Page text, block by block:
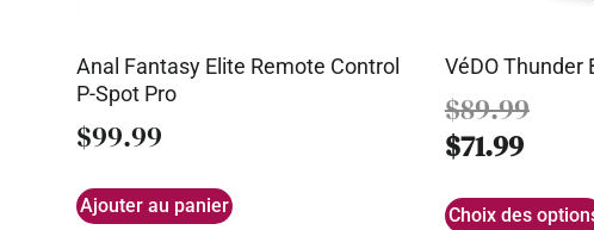
Anal Fantasy Elite Remote Control
P-Spot Pro
$99.99
Ajouter au panier
VéDO Thunder
$89.99
$71.99
Choix des